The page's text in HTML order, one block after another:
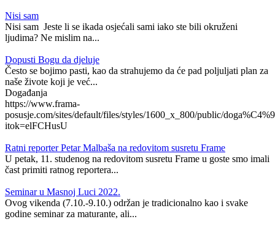
Nisi sam
Nisi sam Jeste li se ikada osjećali sami iako ste bili okruženi
ljudima? Ne mislim na...
Dopusti Bogu da djeluje
Često se bojimo pasti, kao da strahujemo da će pad poljuljati plan za
naše živote koji je već...
Događanja
https://www.frama-
posusje.com/sites/default/files/styles/1600_x_800/public/
itok=elFCHusU
Ratni reporter Petar Malbaša na redovitom susretu Frame
U petak, 11. studenog na redovitom susretu Frame u goste smo imali
čast primiti ratnog reportera...
Seminar u Masnoj Luci 2022.
Ovog vikenda (7.10.-9.10.) održan je tradicionalno kao i svake
godine seminar za maturante, ali...